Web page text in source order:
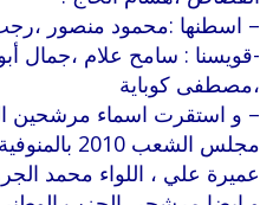
– اسطنها :محمود منصور ،رجب
-قويسنا : سامح علام ،جمال
،مصطفى كوباية
– و استقرت اسماء مرشحين
مجلس الشعب
عميرة علي ، اللواء محمد